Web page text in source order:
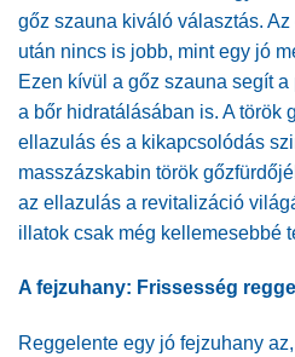
gőz szauna kiváló választás.
után nincs is jobb, mint egy jó
Ezen kívül a gőz szauna segít
a bőr hidratálásában is. A török
ellazulás és a kikapcsolódás
masszázskabin török
az ellazulás a revitalizáció
illatok csak még kellemesebbé
A fejzuhany: Frissesség
Reggelente egy jó fejzuhany